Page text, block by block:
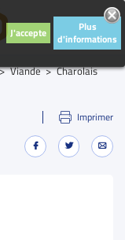
Viande
Charolais
Imprimer
J'accepte
Plus
d'informations